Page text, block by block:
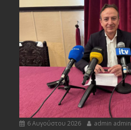
6 Αυγούστου 2026 admin admin